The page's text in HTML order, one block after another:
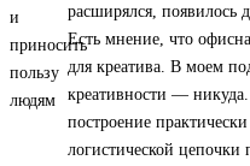
расширялся, появилось
Есть мнение, что
для креатива. В моем
креативности —
построение
логистической цепочки